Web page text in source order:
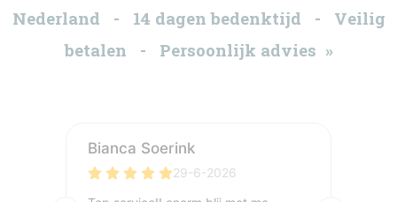
Nederland - 14 dagen bedenktijd - Veilig
betalen - Persoonlijk advies »